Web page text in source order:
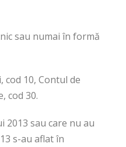
sau numai în formă
10, Contul de
cod 30.
sau care nu au
s-au aflat în